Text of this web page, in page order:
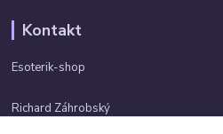
Kontakt
Esoterik-shop
Richard Záhrobský